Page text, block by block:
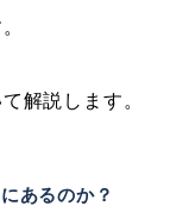
解説します。
あるのか？